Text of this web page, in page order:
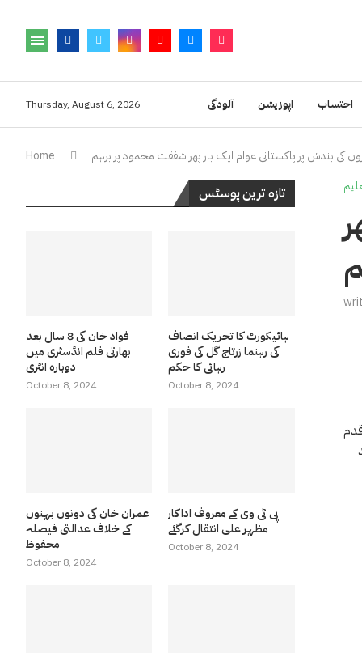
Thursday, August 6, 2026 آلودگی اپوزیشن احتساب
Home کی بندش پر پاکستانی عوام ایک بار پھر شفقت محمود پر برہم
بند
تازہ ترین پوسٹس
فواد خان کی 8 سال بعد
بھارتی فلم انڈسٹری میں
دوبارہ انٹری
October 8, 2024
ہائیکورٹ کا تحریک انصاف
کی رہنما زرتاج گل کی فوری
رہائی کا حکم
October 8, 2024
عمران خان کی دونوں بہنوں
کے خلاف عدالتی فیصلہ
محفوظ
October 8, 2024
پی ٹی وی کے معروف اداکار
مظہر علی انتقال کرگئے
October 8, 2024